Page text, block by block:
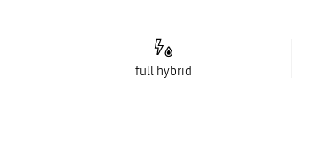
full hybrid